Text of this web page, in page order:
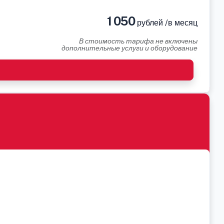
1 050рублей /в месяц
В стоимость тарифа не включены
дополнительные услуги и оборудование